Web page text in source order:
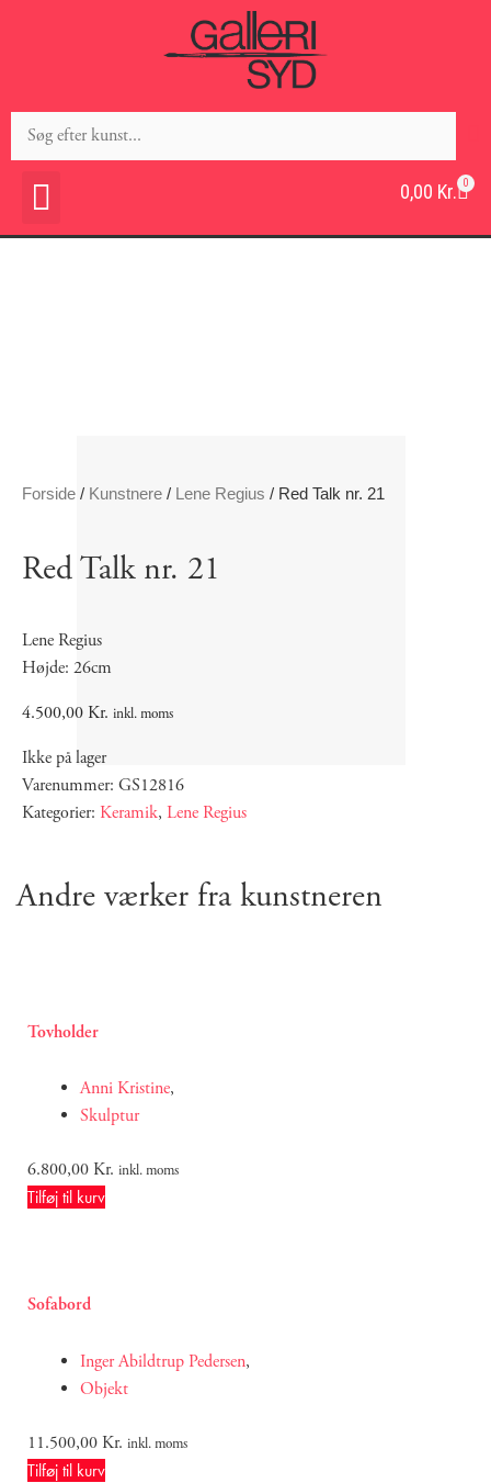
0,00 Kr. 0
Forside / Kunstnere / Lene Regius / Red Talk nr. 21
Red Talk nr. 21
Lene Regius
Højde: 26cm
4.500,00Kr. inkl. moms
Ikke på lager
Varenummer: GS12816
Kategorier: Keramik, Lene Regius
Andre værker fra kunstneren
Tovholder
Anni Kristine,
Skulptur
6.800,00Kr. inkl. moms
Tilføj til kurv
Sofabord
Inger Abildtrup Pedersen,
Objekt
11.500,00Kr. inkl. moms
Tilføj til kurv